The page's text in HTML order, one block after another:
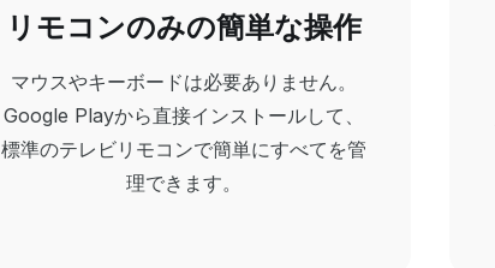
リモコンのみの簡単な操作
マウスやキーボードは必要ありません。
Google Playから直接インストールして、
標準のテレビリモコンで簡単にすべてを管
理できます。